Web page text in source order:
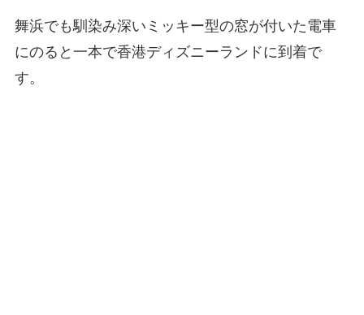
舞浜でも馴染み深いミッキー型の窓が付いた電車
にのると一本で香港ディズニーランドに到着で
す。